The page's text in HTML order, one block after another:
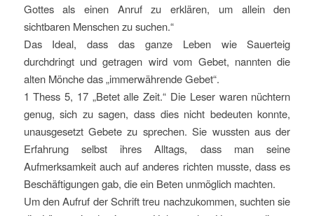
Gottes als einen Anruf zu erklären, um allein den
sichtbaren Menschen zu suchen.“
Das Ideal, dass das ganze Leben wie Sauerteig
durchdringt und getragen wird vom Gebet, nannten die
alten Mönche das „immerwährende Gebet“.
1 Thess 5, 17 „Betet alle Zeit.“ Die Leser waren nüchtern
genug, sich zu sagen, dass dies nicht bedeuten konnte,
unausgesetzt Gebete zu sprechen. Sie wussten aus der
Erfahrung selbst ihres Alltags, dass man seine
Aufmerksamkeit auch auf anderes richten musste, dass es
Beschäftigungen gab, die ein Beten unmöglich machten.
Um den Aufruf der Schrift treu nachzukommen, suchten sie